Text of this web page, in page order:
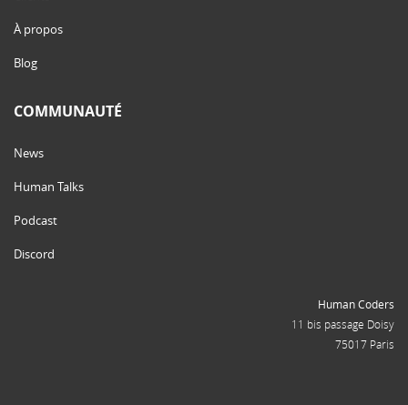
À propos
Blog
COMMUNAUTÉ
News
Human Talks
Podcast
Discord
Human Coders
11 bis passage Doisy
75017 Paris